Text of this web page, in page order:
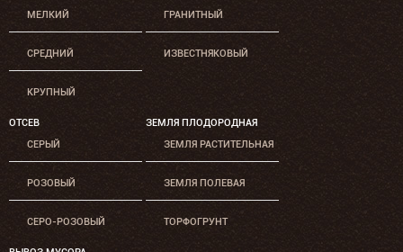
МЕЛКИЙ
СРЕДНИЙ
КРУПНЫЙ
ГРАНИТНЫЙ
ИЗВЕСТНЯКОВЫЙ
ОТСЕВ
СЕРЫЙ
РОЗОВЫЙ
СЕРО-РОЗОВЫЙ
ЗЕМЛЯ ПЛОДОРОДНАЯ
ЗЕМЛЯ РАСТИТЕЛЬНАЯ
ЗЕМЛЯ ПОЛЕВАЯ
ТОРФОГРУНТ